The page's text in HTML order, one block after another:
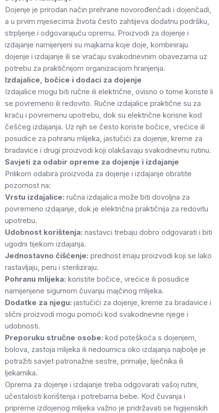
Dojenje je prirodan način prehrane novorođenčadi i dojenčadi,
a u prvim mjesecima života često zahtijeva dodatnu podršku,
strpljenje i odgovarajuću opremu. Proizvodi za dojenje i
izdajanje namijenjeni su majkama koje doje, kombiniraju
dojenje i izdajanje ili se vraćaju svakodnevnim obavezama uz
potrebu za praktičnijom organizacijom hranjenja.
Izdajalice, bočice i dodaci za dojenje
Izdajalice mogu biti ručne ili električne, ovisno o tome koriste li
se povremeno ili redovito. Ručne izdajalice praktične su za
kraću i povremenu upotrebu, dok su električne korisne kod
češćeg izdajanja. Uz njih se često koriste bočice, vrećice ili
posudice za pohranu mlijeka, jastučići za dojenje, kreme za
bradavice i drugi proizvodi koji olakšavaju svakodnevnu rutinu.
Savjeti za odabir opreme za dojenje i izdajanje
Prilikom odabira proizvoda za dojenje i izdajanje obratite
pozornost na:
Vrstu izdajalice: ručna izdajalica može biti dovoljna za
povremeno izdajanje, dok je električna praktičnija za redovitu
upotrebu.
Udobnost korištenja: nastavci trebaju dobro odgovarati i biti
ugodni tijekom izdajanja.
Jednostavno čišćenje: prednost imaju proizvodi koji se lako
rastavljaju, peru i steriliziraju.
Pohranu mlijeka: koristite bočice, vrećice ili posudice
namijenjene sigurnom čuvanju majčinog mlijeka.
Dodatke za njegu: jastučići za dojenje, kreme za bradavice i
slični proizvodi mogu pomoći kod svakodnevne njege i
udobnosti.
Preporuku stručne osobe: kod poteškoća s dojenjem,
bolova, zastoja mlijeka ili nedoumica oko izdajanja najbolje je
potražiti savjet patronažne sestre, primalje, liječnika ili
ljekarnika.
Oprema za dojenje i izdajanje treba odgovarati vašoj rutini,
učestalosti korištenja i potrebama bebe. Kod čuvanja i
pripreme izdojenog mlijeka važno je pridržavati se higijenskih